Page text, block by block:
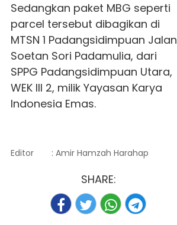
Sedangkan paket MBG seperti
parcel tersebut dibagikan di
MTSN 1 Padangsidimpuan Jalan
Soetan Sori Padamulia, dari
SPPG Padangsidimpuan Utara,
WEK III 2, milik Yayasan Karya
Indonesia Emas.
Editor : Amir Hamzah Harahap
SHARE: